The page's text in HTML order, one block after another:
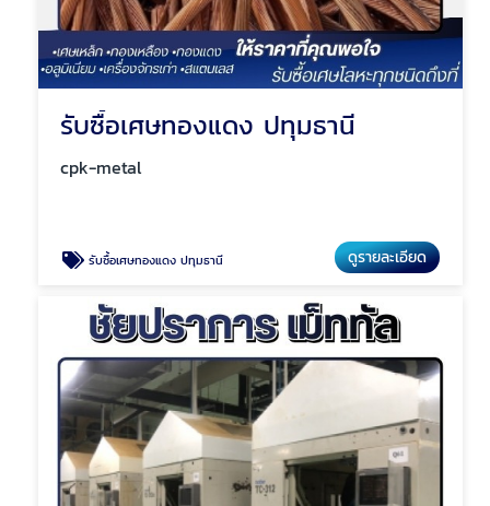
รับซื้อเศษทองแดง ปทุมธานี
cpk-metal
รับซื้อเศษทองแดง ปทุมธานี ดูรายละเอียด